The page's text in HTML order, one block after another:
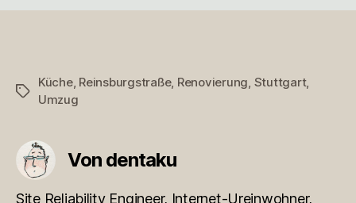
Schlagwörter
Küche, Reinsburgstraße, Renovierung Stuttgart,
Umzug
Von dentaku
Site Reliability Engineer, Internet-Ureinwohner,